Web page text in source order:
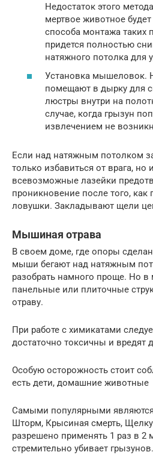
Недостаток этого
мертвое животное
способа монтажа таких
придется полностью
натяжного потолка для
Установка мышеловок.
помещают в дырку для
люстры внутри на
случае, когда грызун
извлечением не
Если над натяжным потолком
только избавиться от врага, но
всевозможные лазейки
проникновение после того, как
ловушки. Закладывают щели
Мышиная отрава
В своем доме, где опоры
мыши бегают над натяжным
разобрать намного проще. Но в
панельные или плиточные
отраву.
При работе с химикатами
достаточно токсичны и вредят
Особую осторожность стоит
есть дети, домашние животные
Самыми популярными
Шторм, Крысиная смерть,
разрешено применять 1 раз в 2
стремительно убивает